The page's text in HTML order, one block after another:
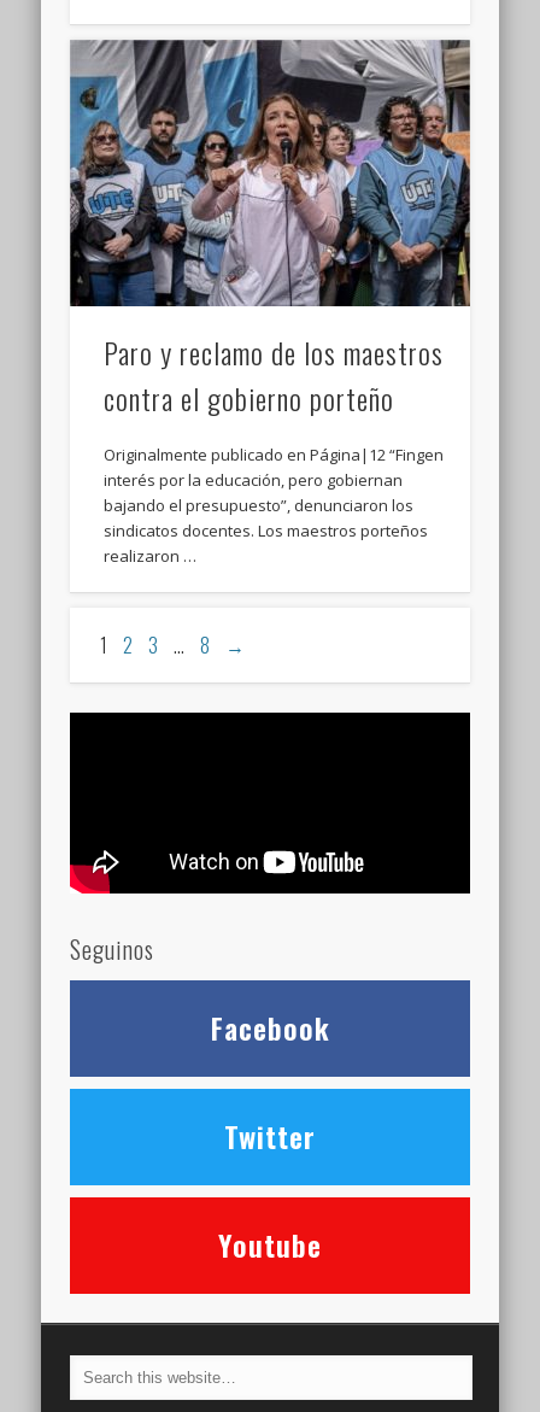
Paro y reclamo de los maestros
contra el gobierno porteño
Originalmente publicado en Página|12 “Fingen
interés por la educación, pero gobiernan
bajando el presupuesto”, denunciaron los
sindicatos docentes. Los maestros porteños
realizaron …
1 2 3 … 8 →
Seguinos
Facebook
Twitter
Youtube